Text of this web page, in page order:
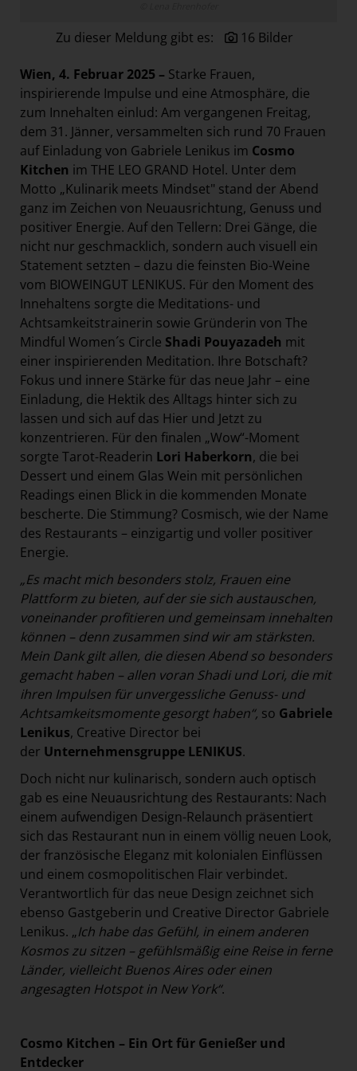
Swiss Life Select
The Companion
The Hoxton
Unibail-Rodamco-Westfield
Vöslauer
NMK
MEDIA
KONTAKT
Zu dieser Meldung gibt es: 16 Bilder
Wien, 4. Februar 2025 – Starke Frauen,
inspirierende Impulse und eine Atmosphäre, die
zum Innehalten einlud: Am vergangenen Freitag,
dem 31. Jänner, versammelten sich rund 70 Frauen
auf Einladung von Gabriele Lenikus im Cosmo
Kitchen im THE LEO GRAND Hotel. Unter dem
Motto „Kulinarik meets Mindset" stand der Abend
ganz im Zeichen von Neuausrichtung, Genuss und
positiver Energie. Auf den Tellern: Drei Gänge, die
nicht nur geschmacklich, sondern auch visuell ein
Statement setzten – dazu die feinsten Bio-Weine
vom BIOWEINGUT LENIKUS. Für den Moment des
Innehaltens sorgte die Meditations- und
Achtsamkeitstrainerin sowie Gründerin von The
Mindful Women´s Circle Shadi Pouyazadeh mit
einer inspirierenden Meditation. Ihre Botschaft?
Fokus und innere Stärke für das neue Jahr – eine
Einladung, die Hektik des Alltags hinter sich zu
lassen und sich auf das Hier und Jetzt zu
konzentrieren. Für den finalen „Wow“-Moment
sorgte Tarot-Readerin Lori Haberkorn, die bei
Dessert und einem Glas Wein mit persönlichen
Readings einen Blick in die kommenden Monate
bescherte. Die Stimmung? Cosmisch, wie der Name
des Restaurants – einzigartig und voller positiver
Energie.
„Es macht mich besonders stolz, Frauen eine
Plattform zu bieten, auf der sie sich austauschen,
voneinander profitieren und gemeinsam innehalten
können – denn zusammen sind wir am stärksten.
Mein Dank gilt allen, die diesen Abend so besonders
gemacht haben – allen voran Shadi und Lori, die mit
ihren Impulsen für unvergessliche Genuss- und
Achtsamkeitsmomente gesorgt haben“, so Gabriele
Lenikus, Creative Director bei
der Unternehmensgruppe LENIKUS.
Doch nicht nur kulinarisch, sondern auch optisch
gab es eine Neuausrichtung des Restaurants: Nach
einem aufwendigen Design-Relaunch präsentiert
sich das Restaurant nun in einem völlig neuen Look,
der französische Eleganz mit kolonialen Einflüssen
und einem cosmopolitischen Flair verbindet.
Verantwortlich für das neue Design zeichnet sich
ebenso Gastgeberin und Creative Director Gabriele
Lenikus. „Ich habe das Gefühl, in einem anderen
Kosmos zu sitzen – gefühlsmäßig eine Reise in ferne
Länder, vielleicht Buenos Aires oder einen
angesagten Hotspot in New York“.
Cosmo Kitchen – Ein Ort für Genießer und
Entdecker